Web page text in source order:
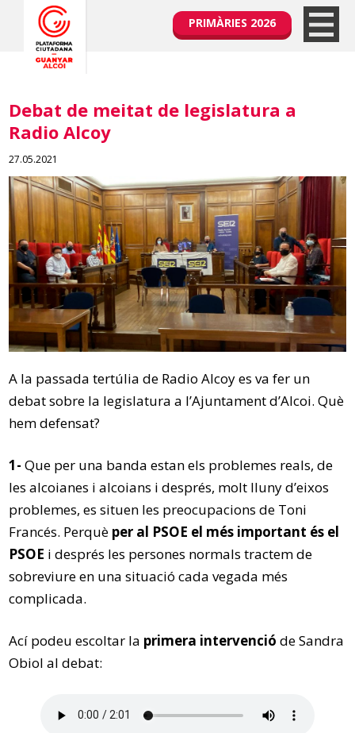
PRIMÀRIES 2026
Debat de meitat de legislatura a
Radio Alcoy
27.05.2021
A la passada tertúlia de Radio Alcoy es va fer un
debat sobre la legislatura a l’Ajuntament d’Alcoi. Què
hem defensat?
1- Que per una banda estan els problemes reals, de
les alcoianes i alcoians i després, molt lluny d’eixos
problemes, es situen les preocupacions de Toni
Francés. Perquè per al PSOE el més important és el
PSOE i després les persones normals tractem de
sobreviure en una situació cada vegada més
complicada.
Ací podeu escoltar la primera intervenció de Sandra
Obiol al debat: